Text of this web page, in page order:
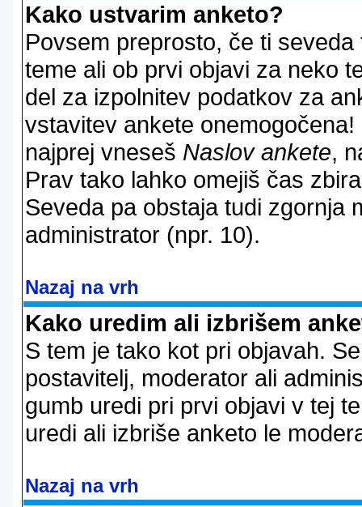
Kako ustvarim anketo?
Povsem preprosto, če ti
teme ali ob prvi objavi za neko
del za izpolnitev podatkov za
vstavitev ankete
najprej vneseš Naslov ankete,
Prav tako lahko omejiš čas
Seveda pa obstaja tudi zgornja
administrator (npr. 10).
Nazaj na vrh
Kako uredim ali izbrišem
S tem je tako kot pri objavah.
postavitelj, moderator ali
gumb uredi pri prvi objavi v tej
uredi ali izbriše anketo le
Nazaj na vrh